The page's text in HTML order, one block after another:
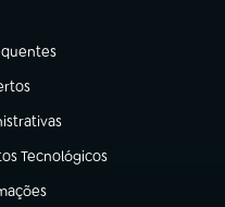
em nova aba)
aba)
aba)
Tecnológicos
aba)